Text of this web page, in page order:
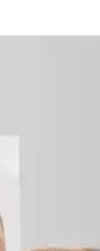
ayarlanabilir
ile güvenli ve
öne